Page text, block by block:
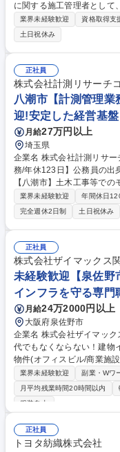
に関する施工管理者として
す。（複数を御担当いた
の業務ございません。 ・テレビ/ラジオの放送送信/通信設備のメンテナン
ス ・テレビ/ラジオの放送
工管理 ・テレビ放送の共
受信施設やケーブルテレビ
諸官庁等の無線システムの
事/無線設備利用/無線局免
募集職種 仙台/経験者歓迎/
格一時金有
業界未経験歓迎 資格取得支
土日祝休み
正社員
株式会社計測リサーチ
八潮市【計測管理
迎!安定した経営基
月給27万円以上
埼玉県
企業名 株式会社計測リサーチコンサルタン
務/年休123日】公務員の出身者
【八潮市】土木工事等で
理業務をお任せ（新設ビ
まずは、OJTにて現場対応
めて頂きます。対象物の状
的には、計測システムの実
す。◎50年以上培ってきた
サルティングができる点も
器設置～データ整理～納
きるのも当社の強みです。※建
八潮市【計測管理業務/年
基盤◎
業界未経験歓迎 年間休日
完全週休2日制
土日祝休み
正社員
株式会社ザイマックス
未経験歓迎【泉佐野
インフラを守る専門
月給24万2000円以上
大阪府泉佐野市
企業名 株式会社ザイマックス関西 求人名 ★未経験歓迎【
代でもなくならない！建物インフラを
物件(オフィスビル/商業施
任せます。入社から1年程
に育成します！※常駐する物件は
■案件：同社が受託管理す
監視、点検や各種法令に基
トやレポート作成業務 ※建物の改
験歓迎【泉佐野市】AI時代
業界未経験歓迎 副業・Wワ
月平均残業時間20時間以内
服装自由
正社員
トヨタ紡織株式会社